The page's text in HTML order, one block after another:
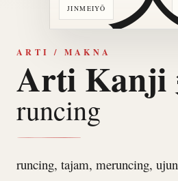
JINMEIYŌ
ARTI / MAKNA
Arti Kanji
runcing
runcing, tajam, meruncing,